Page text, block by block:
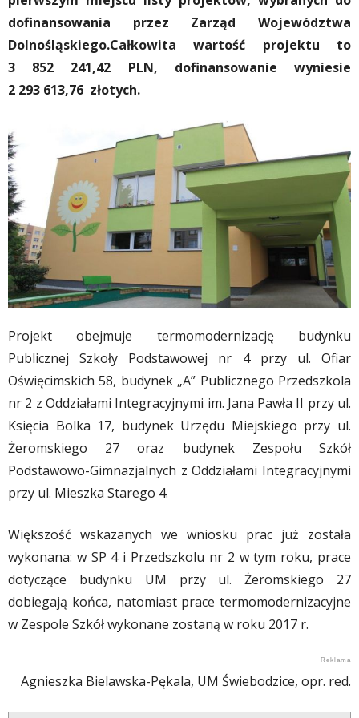
dofinansowania przez Zarząd Województwa
Dolnośląskiego.Całkowita wartość projektu to
3 852 241,42 PLN, dofinansowanie wyniesie
2 293 613,76 złotych.
Projekt obejmuje termomodernizację budynku
Publicznej Szkoły Podstawowej nr 4 przy ul. Ofiar
Oświęcimskich 58, budynek „A” Publicznego Przedszkola
nr 2 z Oddziałami Integracyjnymi im. Jana Pawła II przy ul.
Księcia Bolka 17, budynek Urzędu Miejskiego przy ul.
Żeromskiego 27 oraz budynek Zespołu Szkół
Podstawowo-Gimnazjalnych z Oddziałami Integracyjnymi
przy ul. Mieszka Starego 4.
Większość wskazanych we wniosku prac już została
wykonana: w SP 4 i Przedszkolu nr 2 w tym roku, prace
dotyczące budynku UM przy ul. Żeromskiego 27
dobiegają końca, natomiast prace termomodernizacyjne
w Zespole Szkół wykonane zostaną w roku 2017 r.
Agnieszka Bielawska-Pękala, UM Świebodzice, opr. red.